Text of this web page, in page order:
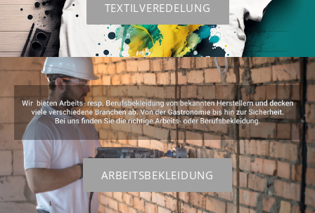
TEXTILVEREDELUNG
ARBEITSBEKLEIDUNG